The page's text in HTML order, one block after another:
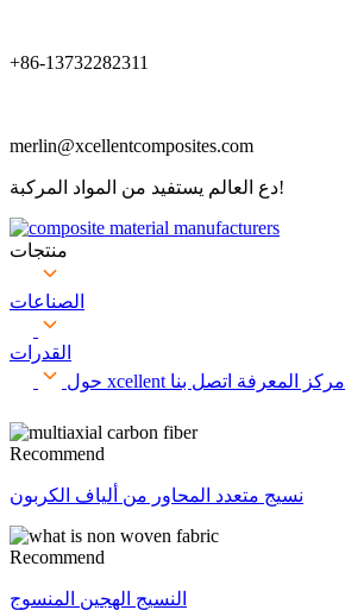
+86-13732282311
merlin@xcellentcomposites.com
دع العالم يستفيد من المواد المركبة!
منتجات
الصناعات
القدرات
حول xcellent
مركز المعرفة اتصل بنا
Recommend
نسيج متعدد المحاور من ألياف الكربون
Recommend
النسيج الهجين المنسوج